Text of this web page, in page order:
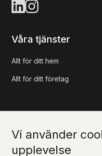
Vi använder
upplevelse
Våra tjänster
Allt för ditt hem
Allt för ditt företag
Information